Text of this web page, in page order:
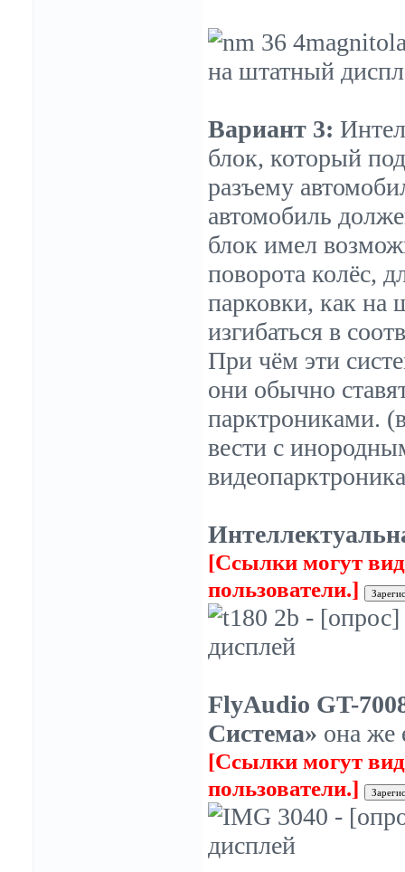
Вариант 3:
блок, который
разъему
автомобиль
блок имел
поворота колёс,
парковки, как на
изгибаться в
При чём эти
они обычно
парктрониками.
вести с
[Ссылки могут
пользователи.]
FlyAudio GT-
Система» она же
[Ссылки могут
пользователи.]